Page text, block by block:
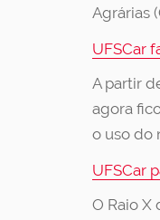
Agrárias
UFSCar
A partir
agora
o uso do
UFSCar
O Raio X